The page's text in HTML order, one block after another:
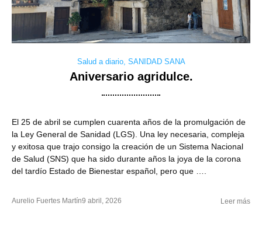
Salud a diario, SANIDAD SANA
Aniversario agridulce.
El 25 de abril se cumplen cuarenta años de la promulgación de
la Ley General de Sanidad (LGS). Una ley necesaria, compleja
y exitosa que trajo consigo la creación de un Sistema Nacional
de Salud (SNS) que ha sido durante años la joya de la corona
del tardío Estado de Bienestar español, pero que ….
Aurelio Fuertes Martín9 abril, 2026 Leer más